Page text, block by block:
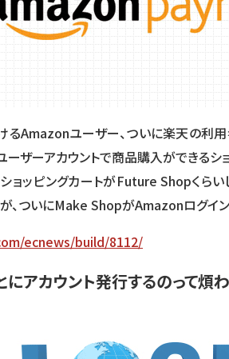
Amazonユーザー、ついに楽天の利
ーザーアカウントで商品購入ができるシ
ョッピングカートがFuture Shopくら
、ついにMake ShopがAmazonログイン
ecnews/build/8112/
アカウント発行するのって煩わ